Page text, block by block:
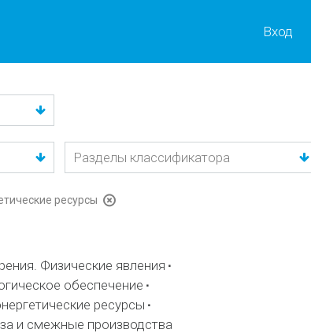
Вход
ресурсы
Физические явления
обеспечение
ресурсы
и смежные производства